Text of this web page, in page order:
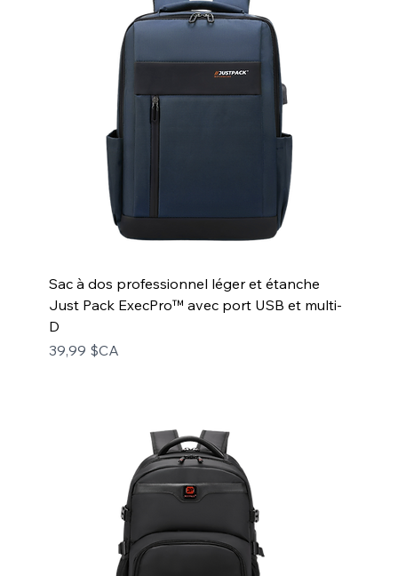
Sac à dos professionnel léger et étanche
Just Pack ExecPro™ avec port USB et multi-
D
Prix
39,99 $CA